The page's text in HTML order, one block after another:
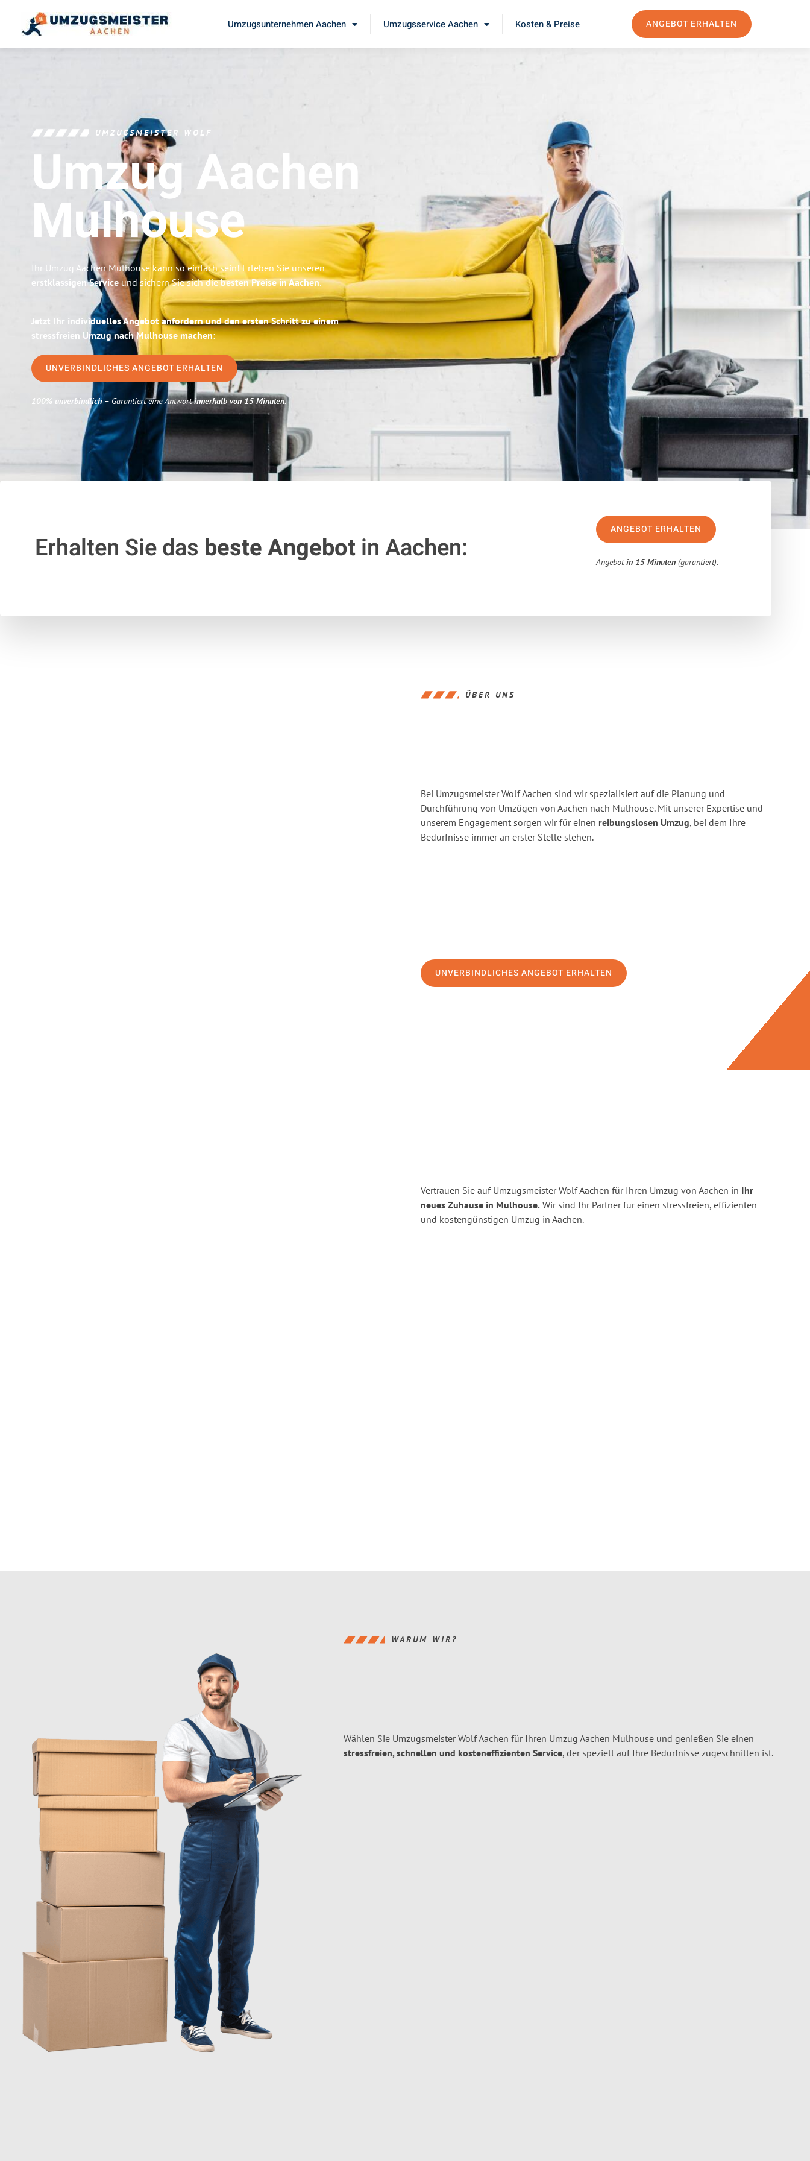
Umzugsunternehmen Aachen Umzugsservice Aachen Kosten & Preise ANGEBOT ERHALTEN
UMZUGSMEISTER WOLF
Umzug Aachen
Mulhouse
Ihr Umzug Aachen Mulhouse kann so einfach sein! Erleben Sie unseren
erstklassigen Service und sichern Sie sich diebesten Preise in Aachen.
Jetzt Ihr individuelles Angebot anfordern und den ersten Schritt zu einem
stressfreien Umzug nach Mulhouse machen:
UNVERBINDLICHES ANGEBOT ERHALTEN
100% unverbindlich– Garantiert eine Antwortinnerhalb von 15 Minuten.
Erhalten Sie das beste Angebotin Aachen:
ANGEBOT ERHALTEN
Angebotin 15 Minuten (garantiert).
ÜBER UNS
Bei Umzugsmeister Wolf Aachen sind wir spezialisiert auf die Planung und
Durchführung von Umzügen von Aachen nach Mulhouse. Mit unserer Expertise und
unserem Engagement sorgen wir für einen reibungslosen Umzug, bei dem Ihre
Bedürfnisse immer an erster Stelle stehen.
UNVERBINDLICHES ANGEBOT ERHALTEN
Vertrauen Sie auf Umzugsmeister Wolf Aachen für Ihren Umzug von Aachen in Ihr
neues Zuhause in Mulhouse. Wir sind Ihr Partner für einen stressfreien, effizienten
und kostengünstigen Umzug in Aachen.
WARUM WIR?
Wählen Sie Umzugsmeister Wolf Aachen für Ihren Umzug Aachen Mulhouse und genießen Sie einen
stressfreien, schnellen und kosteneffizienten Service, der speziell auf Ihre Bedürfnisse zugeschnitten ist.